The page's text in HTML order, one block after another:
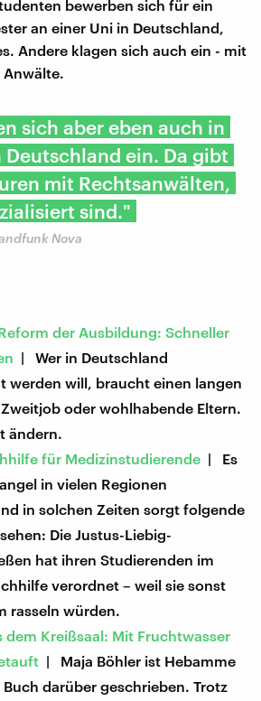
bewerben sich für ein
an einer Uni in Deutschland,
Andere klagen sich auch ein - mit
sich aber eben auch in
ein. Da gibt
mit Rechtsanwälten,
sind."
Nova
der Ausbildung: Schneller
| Wer in Deutschland
werden will, braucht einen langen
oder wohlhabende Eltern.
ändern.
für Medizinstudierende | Es
in vielen Regionen
in solchen Zeiten sorgt folgende
Die Justus-Liebig-
hat ihren Studierenden im
verordnet – weil sie sonst
rasseln würden.
dem Kreißsaal: Mit Fruchtwasser
| Maja Böhler ist Hebamme
darüber geschrieben. Trotz